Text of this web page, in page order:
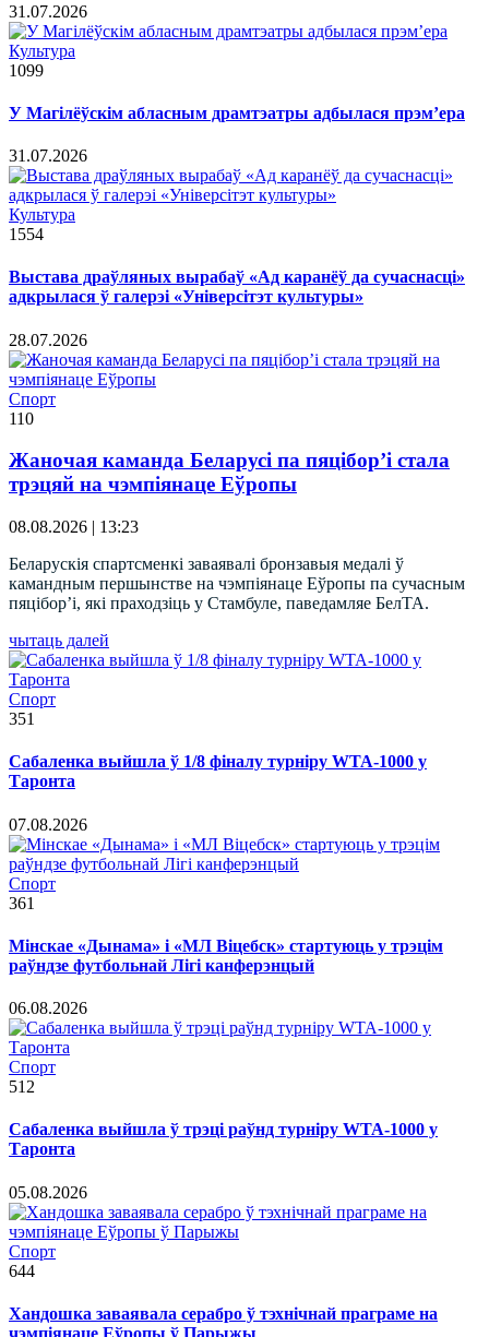
31.07.2026
Культура
1099
У Магілёўскім абласным драмтэатры адбылася прэм’ера
31.07.2026
Культура
1554
Выстава драўляных вырабаў «Ад каранёў да сучаснасці»
адкрылася ў галерэі «Універсітэт культуры»
28.07.2026
Спорт
110
Жаночая каманда Беларусі па пяцібор’і стала
трэцяй на чэмпіянаце Еўропы
08.08.2026 | 13:23
Беларускія спартсменкі заваявалі бронзавыя медалі ў
камандным першынстве на чэмпіянаце Еўропы па сучасным
пяцібор’і, які праходзіць у Стамбуле, паведамляе БелТА.
чытаць далей
Спорт
351
Сабаленка выйшла ў 1/8 фіналу турніру WTA-1000 у
Таронта
07.08.2026
Спорт
361
Мінскае «Дынама» і «МЛ Віцебск» стартуюць у трэцім
раўндзе футбольнай Лігі канферэнцый
06.08.2026
Спорт
512
Сабаленка выйшла ў трэці раўнд турніру WTA-1000 у
Таронта
05.08.2026
Спорт
644
Хандошка заваявала серабро ў тэхнічнай праграме на
чэмпіянаце Еўропы ў Парыжы